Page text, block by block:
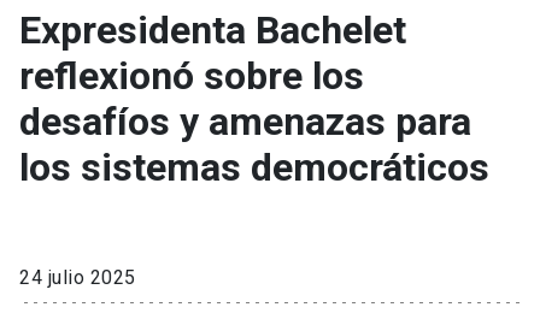
Facultades, escuelas e
institutos
Investigación
Expresidenta Bachelet
reflexionó sobre los
desafíos y amenazas para
los sistemas democráticos
24 julio 2025